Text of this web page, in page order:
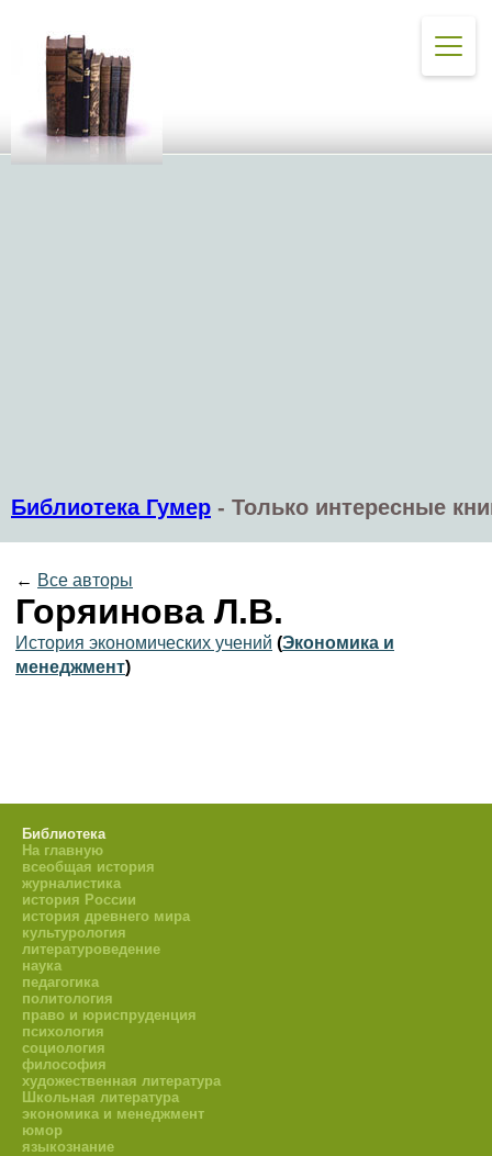
Библиотека Гумер - Только интересные
← Все авторы
Горяинова Л.В.
История экономических учений (Экономика и
менеджмент)
Библиотека
На главную
всеобщая история
журналистика
история России
история древнего мира
культурология
литературоведение
наука
педагогика
политология
право и юриспруденция
психология
социология
философия
художественная литература
Школьная литература
экономика и менеджмент
юмор
языкознание